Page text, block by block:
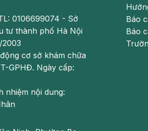
0106699074 - Sở
tư thành phố Hà Nội
cơ sở khám chữa
GPHĐ. Ngày cấp:
nhiệm nội dung:
Báo
Báo